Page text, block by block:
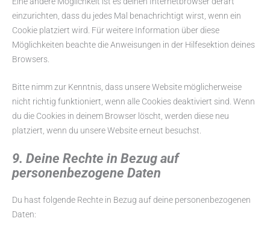
einzurichten, dass du jedes Mal benachrichtigt wirst, wenn ein
Cookie platziert wird. Für weitere Information über diese
Möglichkeiten beachte die Anweisungen in der Hilfesektion deines
Browsers.
Bitte nimm zur Kenntnis, dass unsere Website möglicherweise
nicht richtig funktioniert, wenn alle Cookies deaktiviert sind. Wenn
du die Cookies in deinem Browser löscht, werden diese neu
platziert, wenn du unsere Website erneut besuchst.
9. Deine Rechte in Bezug auf
personenbezogene Daten
Du hast folgende Rechte in Bezug auf deine personenbezogenen
Daten: